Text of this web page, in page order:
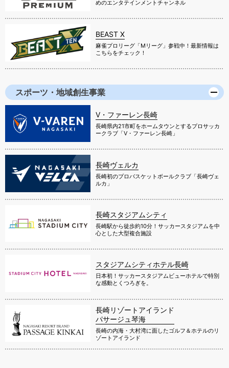
めのエンタテインメントチャンネル
BEAST X
麻雀プロリーグ「Mリーグ」参戦中！最新情報は
こちらをチェック！
スポーツ・地域創生事業
V・ファーレン長崎
長崎県内21市町をホームタウンとするプロサッカ
ークラブ「V・ファーレン長崎」
長崎ヴェルカ
長崎初のプロバスケットボールクラブ「長崎ヴェ
ルカ」
長崎スタジアムシティ
長崎駅から徒歩約10分！サッカースタジアムを中
心とした大型複合施設
スタジアムシティホテル長崎
日本初！サッカースタジアムビューホテルで特別
な感動とくつろぎを。
長崎リゾートアイランド
パサージュ琴海
長崎の内海・大村湾に面したゴルフ＆ホテルのリ
ゾートアイランド